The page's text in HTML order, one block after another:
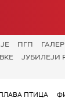
ПГП
ЈУБИЛЕЈИ
ПТИЦА